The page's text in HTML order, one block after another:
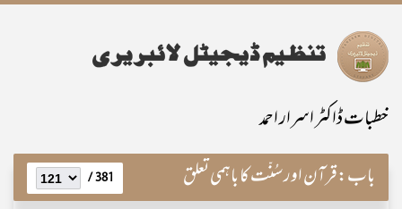
خطبات ڈاکٹر اسرار احمد
باب:قرآن اور سُنّت کا باہمی تعلق 381 /